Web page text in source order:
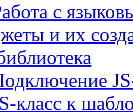
с
и их
класс к